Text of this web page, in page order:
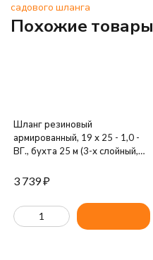
садового шланга
Похожие товары
Шланг резиновый
армированный, 19 х 25 - 1,0 -
ВГ., бухта 25 м (3-х слойный,
3 739₽